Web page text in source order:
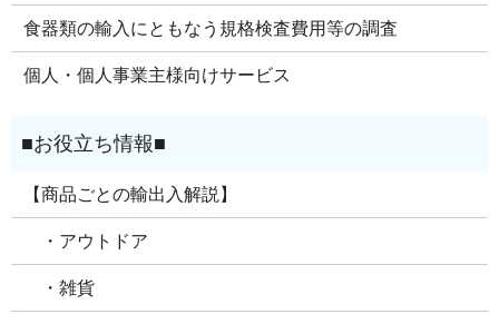
食器類の輸入にともなう規格検査費用等の調査
個人・個人事業主様向けサービス
【商品ごとの輸出入解説】
・アウトドア
・雑貨